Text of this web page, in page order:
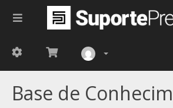
Base de